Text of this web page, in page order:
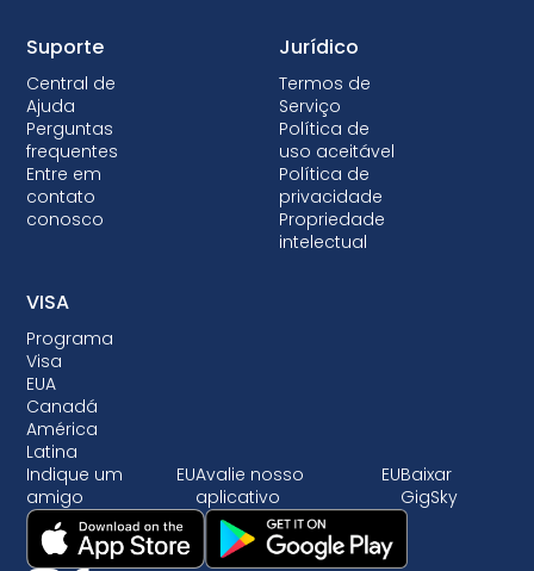
Suporte
Central de
Ajuda
Perguntas
frequentes
Entre em
contato
conosco
Jurídico
Termos de
Serviço
Política de
uso aceitável
Política de
privacidade
Propriedade
intelectual
VISA
Programa
Visa
EUA
Canadá
América
Latina
Indique um
amigo
EUAvalie nosso
aplicativo
EUBaixar
GigSky